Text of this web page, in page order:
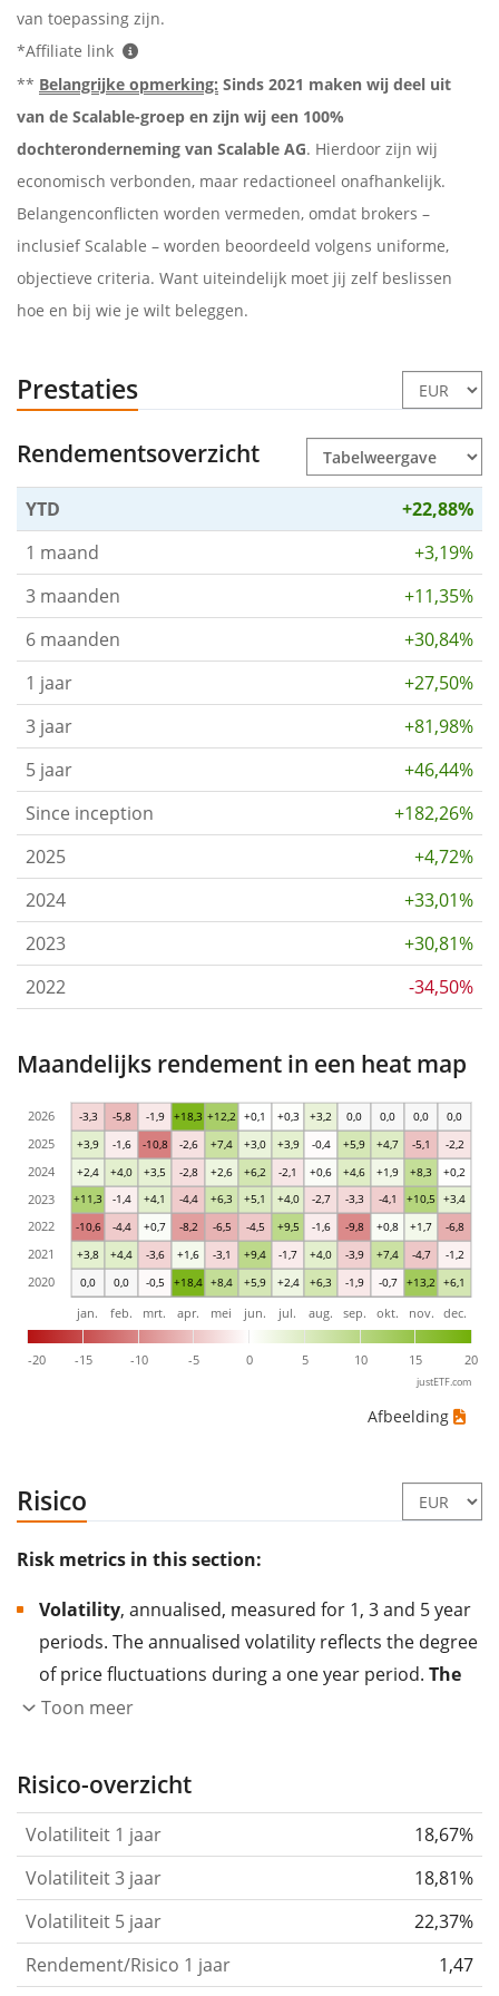
van toepassing zijn.
*Affiliate link
** Belangrijke opmerking: Sinds 2021 maken wij deel uit
van de Scalable-groep en zijn wij een 100%
dochteronderneming van Scalable AG. Hierdoor zijn wij
economisch verbonden, maar redactioneel onafhankelijk.
Belangenconflicten worden vermeden, omdat brokers –
inclusief Scalable – worden beoordeeld volgens uniforme,
objectieve criteria. Want uiteindelijk moet jij zelf beslissen
hoe en bij wie je wilt beleggen.
Prestaties
Rendementsoverzicht
YTD
+22,88%
1 maand
+3,19%
3 maanden
+11,35%
6 maanden
+30,84%
1 jaar
+27,50%
3 jaar
+81,98%
5 jaar
+46,44%
Since inception
+182,26%
2025
+4,72%
2024
+33,01%
2023
+30,81%
2022
-34,50%
Maandelijks rendement in een heat map
0,0 0,0 -0,5 +18,4 +8,4 +5,9 +2,4 +6,3 -1,9 -0,7 +13,2 +6,1
+3,8 +4,4 -3,6 +1,6 -3,1 +9,4 -1,7 +4,0 -3,9 +7,4 -4,7 -1,2
-10,6 -4,4 +0,7 -8,2 -6,5 -4,5 +9,5 -1,6 -9,8 +0,8 +1,7 -6,8
+11,3 -1,4 +4,1 -4,4 +6,3 +5,1 +4,0 -2,7 -3,3 -4,1 +10,5 +3,4
+2,4 +4,0 +3,5 -2,8 +2,6 +6,2 -2,1 +0,6 +4,6 +1,9 +8,3 +0,2
+3,9 -1,6 -10,8 -2,6 +7,4 +3,0 +3,9 -0,4 +5,9 +4,7 -5,1 -2,2
-3,3 -5,8 -1,9 +18,3 +12,2 +0,1 +0,3 +3,2 0,0 0,0 0,0 0,0
-20 -15 -10 -5 0 5 10 15 20
jan. feb. mrt. apr. mei jun. jul. aug. sep. okt. nov. dec.
2020
2021
2022
2023
2024
2025
2026
justETF.com
Afbeelding
Risico
Risk metrics in this section:
Volatility, annualised, measured for 1, 3 and 5 year
periods. The annualised volatility reflects the degree
of price fluctuations during a one year period. The
higher the volatility, the more significantly the
the past.
Assets with higher volatility are generally
based on the data for the past 1, 3 and 5 years so
that you can see if price fluctuations for the ETF
became stronger or weaker over time.
Return per riskfor 1, 3 and 5 year periods. This is
the annualised (i.e. converted to a one year period)
Toon meer
Risico-overzicht
Volatiliteit 1 jaar
18,67%
Volatiliteit 3 jaar
18,81%
Volatiliteit 5 jaar
22,37%
Rendement/Risico 1 jaar
1,47